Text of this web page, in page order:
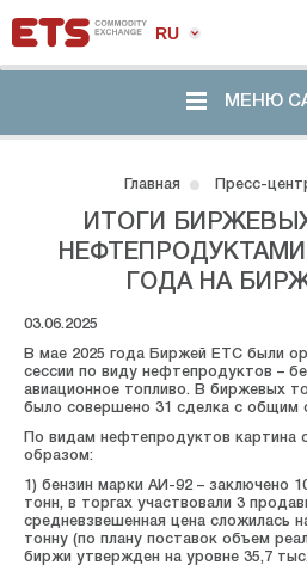
RU
МЕНЮ
Главная Пресс-
ИТОГИ
НЕФТЕПРОДУКТАМИ
ГОДА НА
03.06.2025
В мае 2025 года Биржей ЕТС были
сессии по виду нефтепродуктов –
авиационное топливо. В биржевых
было совершено 31 сделка с общим
По видам нефтепродуктов картина
образом:
1) бензин марки АИ-92 – заключено
тонн, в торгах участвовали 3
средневзвешенная цена сложилась
тонну (по плану поставок объем
биржи утвержден на уровне 35,7